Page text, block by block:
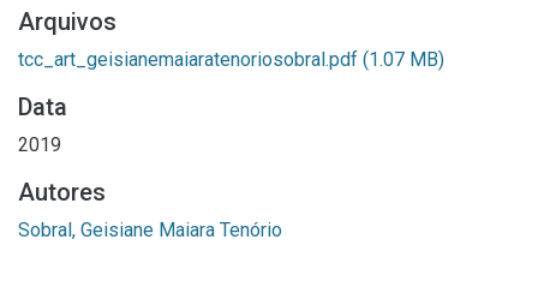
Arquivos
tcc_art_geisianemaiaratenoriosobral.pdf (1.07 MB)
Data
2019
Autores
Sobral, Geisiane Maiara Tenório